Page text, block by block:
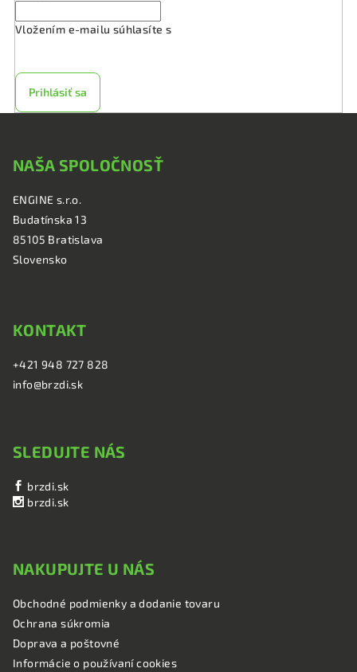
Vložením e-mailu súhlasíte s
Prihlásiť sa
NAŠA SPOLOČNOSŤ
ENGINE s.r.o.
Budatínska 13
85105 Bratislava
Slovensko
KONTAKT
+421 948 727 828
info@brzdi.sk
SLEDUJTE NÁS
brzdi.sk
brzdi.sk
NAKUPUJTE U NÁS
Obchodné podmienky a dodanie tovaru
Ochrana súkromia
Doprava a poštovné
Informácie o používaní cookies